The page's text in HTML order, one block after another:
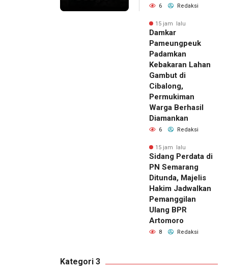
6 Redaksi
15 jam lalu
Damkar
Pameungpeuk
Padamkan
Kebakaran Lahan
Gambut di
Cibalong,
Permukiman
Warga Berhasil
Diamankan
6 Redaksi
15 jam lalu
Sidang Perdata di
PN Semarang
Ditunda, Majelis
Hakim Jadwalkan
Pemanggilan
Ulang BPR
Artomoro
8 Redaksi
Kategori 3